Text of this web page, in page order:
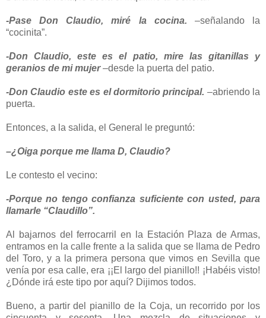
-Pase Don Claudio, miré la cocina. –señalando la
“cocinita”.
-Don Claudio, este es el patio, mire las gitanillas y
geranios de mi mujer–desde la puerta del patio.
-Don Claudio este es el dormitorio principal. –abriendo la
puerta.
Entonces, a la salida, el General le preguntó:
–¿Oiga porque me llama D, Claudio?
Le contesto el vecino:
-Porque no tengo confianza suficiente con usted, para
llamarle “Claudillo”.
Al bajarnos del ferrocarril en la Estación Plaza de Armas,
entramos en la calle frente a la salida que se llama de Pedro
del Toro, y a la primera persona que vimos en Sevilla que
venía por esa calle, era ¡¡El largo del pianillo!! ¡Habéis visto!
¿Dónde irá este tipo por aquí? Dijimos todos.
Bueno, a partir del pianillo de la Coja, un recorrido por los